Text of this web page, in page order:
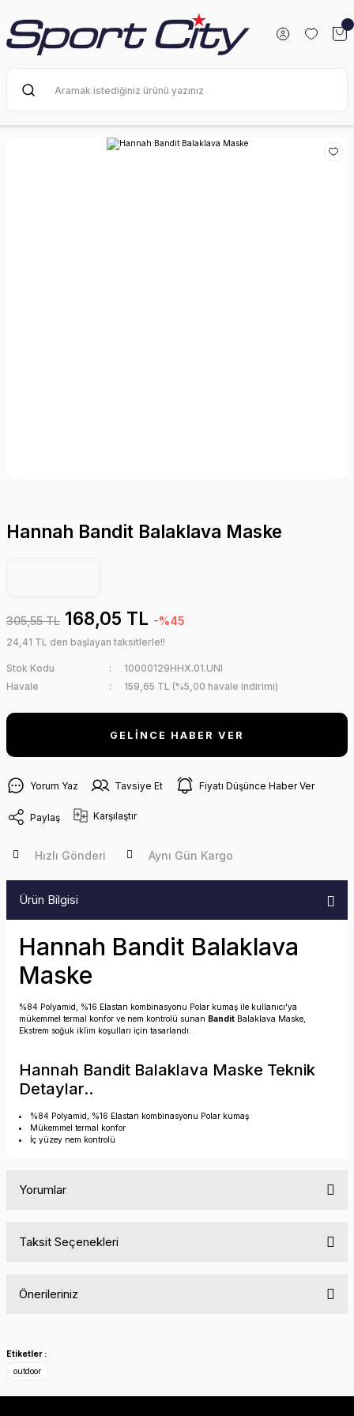
Hannah Bandit Balaklava Maske
305,55 TL 168,05 TL -%45
24,41 TL den başlayan taksitlerle!!
Stok Kodu
10000129HHX.01.UNI
Havale
159,65 TL (%5,00 havale indirimi)
GELİNCE HABER VER
Yorum Yaz Tavsiye Et Fiyatı Düşünce Haber Ver
Paylaş Karşılaştır
Hızlı Gönderi Aynı Gün Kargo
Ürün Bilgisi
Hannah Bandit Balaklava
Maske
%84 Polyamid, %16 Elastan kombinasyonu Polar kumaş ile kullanıcı'ya
mükemmel termal konfor ve nem kontrolü sunan Bandit Balaklava Maske,
Ekstrem soğuk iklim koşulları için tasarlandı.
Hannah Bandit Balaklava Maske Teknik
Detaylar..
%84 Polyamid, %16 Elastan kombinasyonu Polar kumaş
Mükemmel termal konfor
İç yüzey nem kontrolü
Yorumlar
Taksit Seçenekleri
Önerileriniz
konularda yetersiz gördüğünüz noktaları öneri formunu
Etiketler :
outdoor